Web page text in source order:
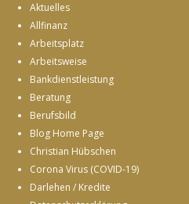
Aktuelles
Allfinanz
Arbeitsplatz
Arbeitsweise
Bankdienstleistung
Beratung
Berufsbild
Blog Home Page
Christian Hübschen
Corona Virus (COVID-19)
Darlehen / Kredite